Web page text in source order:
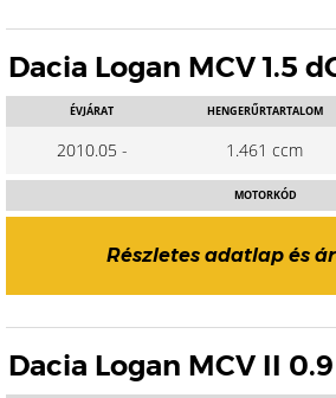
Dacia Logan MCV 1.5
ÉVJÁRAT
2010.05 -
HENGERŰRTARTALOM
1.461 ccm
MOTORKÓD
Részletes adatlap és
Dacia Logan MCV II